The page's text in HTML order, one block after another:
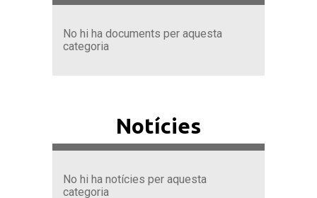
No hi ha documents per aquesta
categoria
Notícies
No hi ha notícies per aquesta
categoria